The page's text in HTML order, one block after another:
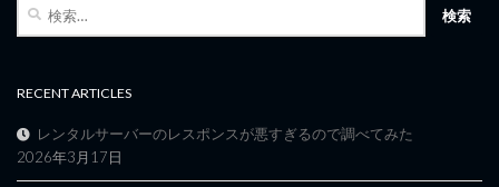
検
RECENT ARTICLES
レンタルサーバーのレスポンスが悪すぎるので調べてみた
2026年3月17日